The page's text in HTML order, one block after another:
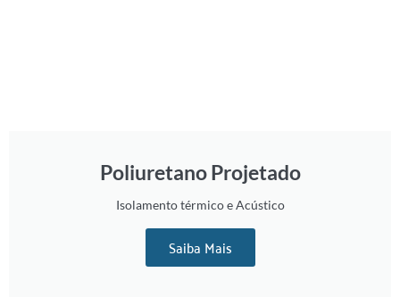
Poliuretano Projetado
Isolamento térmico e Acústico
Saiba Mais